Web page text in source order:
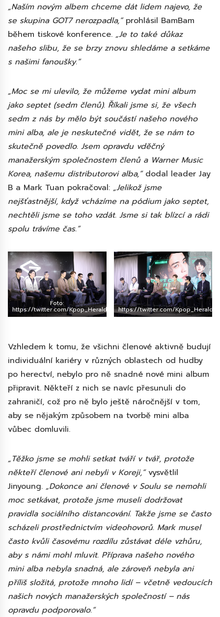
„Naším novým albem chceme dát lidem najevo, že
se skupina GOT7 nerozpadla,“prohlásil BamBam
během tiskové konference. „Je to také důkaz
našeho slibu, že se brzy znovu shledáme a setkáme
s našimi fanoušky.“
„Moc se mi ulevilo, že můžeme vydat mini album
jako septet (sedm členů). Říkali jsme si, že všech
sedm z nás by mělo být součástí našeho nového
mini alba, ale je neskutečné vidět, že se nám to
skutečně povedlo. Jsem opravdu vděčný
manažerským společnostem členů a Warner Music
Korea, našemu distributorovi alba,“dodal leader Jay
B a Mark Tuan pokračoval: „Jelikož jsme
nejšťastnější, když vcházíme na pódium jako septet,
nechtěli jsme se toho vzdát. Jsme si tak blízcí a rádi
spolu trávíme čas.“
Foto:
https://twitter.com/Kpop_Herald https://twitter.com/Kpop_Herald
Vzhledem k tomu, že všichni členové aktivně budují
individuální kariéry v různých oblastech od hudby
po herectví, nebylo pro ně snadné nové mini album
připravit. Někteří z nich se navíc přesunuli do
zahraničí, což pro ně bylo ještě náročnější v tom,
aby se nějakým způsobem na tvorbě mini alba
vůbec domluvili.
„Těžko jsme se mohli setkat tváří v tvář, protože
někteří členové ani nebyli v Koreji,“vysvětlil
Jinyoung. „Dokonce ani členové v Soulu se nemohli
moc setkávat, protože jsme museli dodržovat
pravidla sociálního distancování. Takže jsme se často
scházeli prostřednictvím videohovorů. Mark musel
často kvůli časovému rozdílu zůstávat déle vzhůru,
aby s námi mohl mluvit. Příprava našeho nového
mini alba nebyla snadná, ale zároveň nebyla ani
příliš složitá, protože mnoho lidí – včetně vedoucích
našich nových manažerských společností – nás
opravdu podporovalo.“